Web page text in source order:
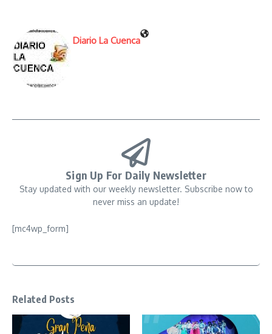
Diario La Cuenca
Sign Up For Daily Newsletter
Stay updated with our weekly newsletter. Subscribe now to
never miss an update!
[mc4wp_form]
Related Posts